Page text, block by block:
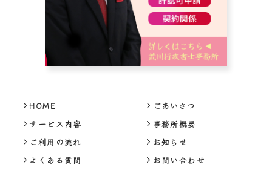
HOME
サービス内容
ご利用の流れ
よくある質問
ごあいさつ
事務所概要
お知らせ
お問い合わせ